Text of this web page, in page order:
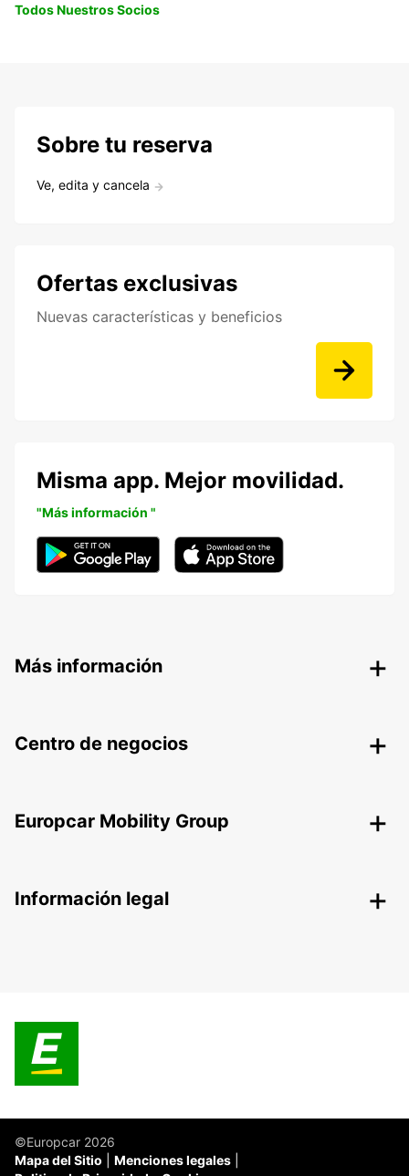
Todos Nuestros Socios
Sobre tu reserva
Ve, edita y cancela
Ofertas exclusivas
Nuevas características y beneficios
Misma app. Mejor movilidad.
"Más información "
Más información
Centro de negocios
Europcar Mobility Group
Información legal
©Europcar 2026
Mapa del Sitio
Menciones legales